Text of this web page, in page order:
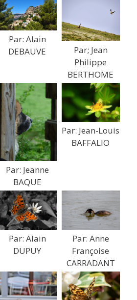
Par: Alain
DEBAUVE
Par; Jean
Philippe
BERTHOME
Par: Jeanne
BAQUE
Par: Jean-Louis
BAFFALIO
Par: Alain
DUPUY
Par: Anne
Françoise
CARRADANT